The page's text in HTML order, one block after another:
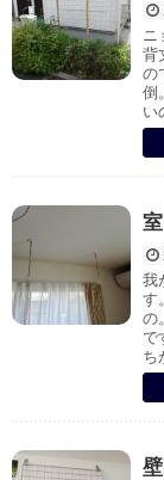
ニ
背
の
倒
い
我
す
の
で
ち